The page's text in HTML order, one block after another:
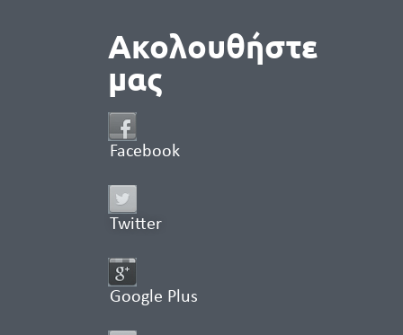
Ακολουθήστε
μας
Facebook
Twitter
Google Plus